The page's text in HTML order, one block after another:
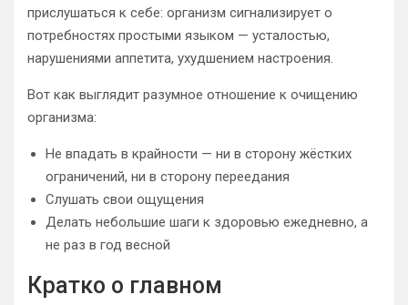
прислушаться к себе: организм сигнализирует о
потребностях простыми языком — усталостью,
нарушениями аппетита, ухудшением настроения.
Вот как выглядит разумное отношение к очищению
организма:
Не впадать в крайности — ни в сторону жёстких
ограничений, ни в сторону переедания
Слушать свои ощущения
Делать небольшие шаги к здоровью ежедневно, а
не раз в год весной
Кратко о главном